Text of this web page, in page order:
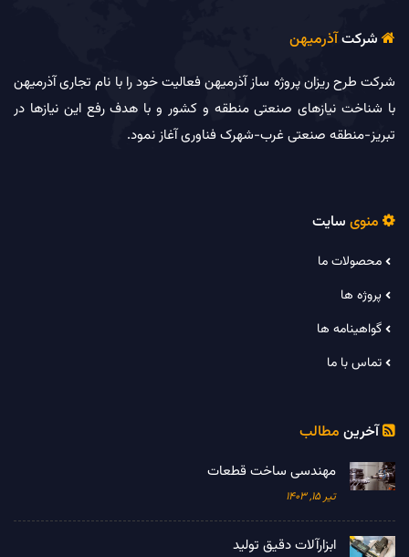
 شرکتآذرمیهن
شرکت طرح­ ریزان پروژه ساز آذرمیهن فعالیت خود را با نام تجاری آذرمیهن
با شناخت نیازهای صنعتی منطقه و کشور و با هدف رفع این نیازها در
تبریز-منطقه صنعتی غرب-شهرک فناوری آغاز نمود.
 منوی سایت
محصولات ما
پروژه ها
گواهینامه ها
تماس با ما
آخرین مطالب
مهندسی ساخت قطعات
تیر 15, 1403
ابزارآلات دقیق تولید